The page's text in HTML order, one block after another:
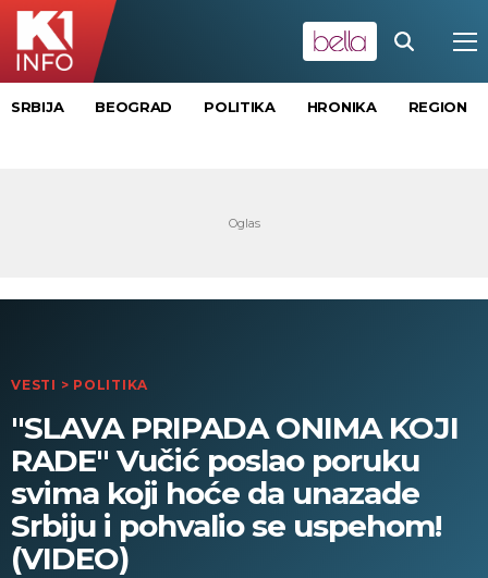
SRBIJA BEOGRAD POLITIKA HRONIKA REGION
VESTI > POLITIKA
"SLAVA PRIPADA ONIMA KOJI
RADE" Vučić poslao poruku
svima koji hoće da unazade
Srbiju i pohvalio se uspehom!
(VIDEO)